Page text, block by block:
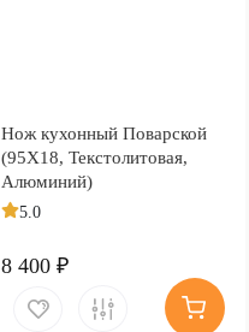
Нож кухонный Поварской
(95Х18, Текстолитовая,
Алюминий)
5.0
8 400 ₽